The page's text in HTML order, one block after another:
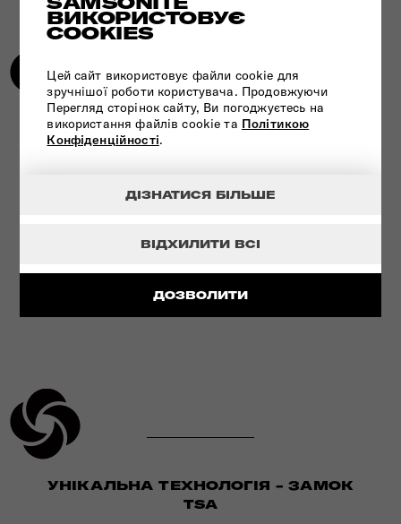
ВИКОРИСТОВУЄ
COOKIES
Цей сайт використовує файли cookie для
зручнішої роботи користувача. Продовжуючи
Перегляд сторінок сайту, Ви погоджуєтесь на
використання файлів cookie та Політикою
Конфіденційності.
ДОЗВОЛИТИ
ВІДХИЛИТИ ВСІ
ДІЗНАТИСЯ БІЛЬШЕ
ІННОВАЦІЙНА ТЕХНОЛОГІЯ
ПЕРЕГЛЯНУТИ
УНІКАЛЬНА ТЕХНОЛОГІЯ - ЗАМОК
TSA